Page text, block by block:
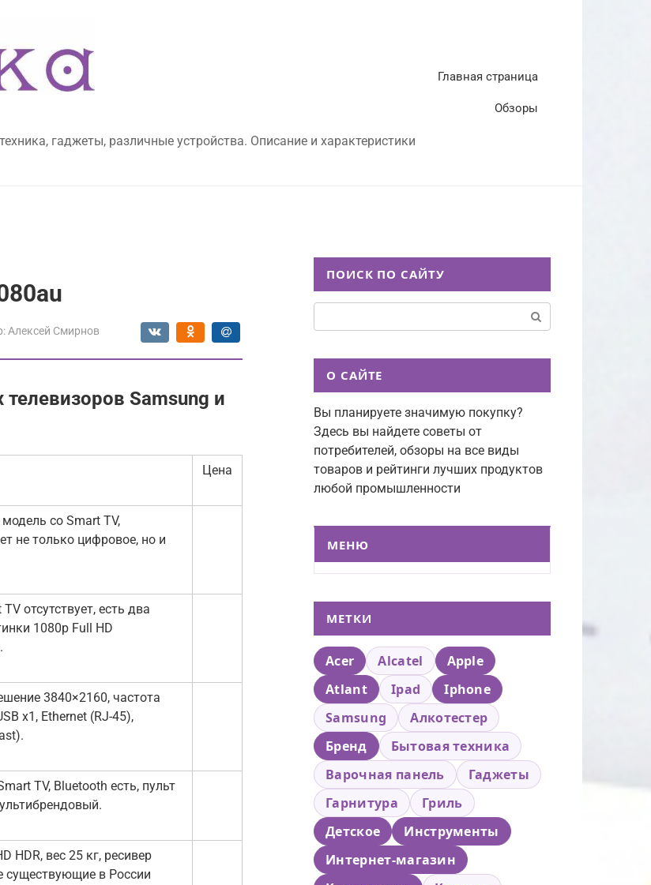
гаджеты, различные устройства. Описание и характеристики
Главная страница
Обзоры
Алексей Смирнов
Samsung и
Цена
со Smart TV,
не только цифровое, но и
отсутствует, есть два
1080p Full HD
3840×2160, частота
x1, Ethernet (RJ-45),
TV, Bluetooth есть, пульт
HDR, вес 25 кг, ресивер
существующие в России
ПОИСК ПО САЙТУ
О САЙТЕ
Вы планируете значимую покупку?
Здесь вы найдете советы от
потребителей, обзоры на все виды
товаров и рейтинги лучших продуктов
любой промышленности
МЕНЮ
МЕТКИ
Acer Alcatel
Apple
Atlant
Ipad
Iphone
Samsung
Алкотестер
Бренд
Бытовая техника
Варочная панель
Гаджеты
Гарнитура
Гриль
Детское
Инструменты
Интернет-магазин